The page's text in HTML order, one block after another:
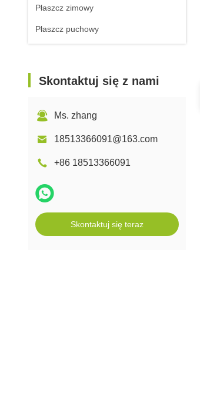
Płaszcz zimowy
Płaszcz puchowy
Skontaktuj się z nami
Ms. zhang
18513366091@163.com
+86 18513366091
Skontaktuj się teraz